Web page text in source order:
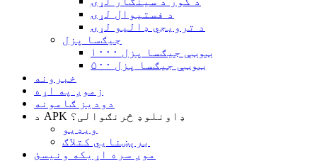
د فستیوال لړۍ
د ترویجي ډالیو لړۍ
جیګسا پزل
۱۰۰۰ ټوټې جیګسا پزل
۵۰۰ ټوټې جیګسا پزل
خبرونه
زموږ په اړه
دودیز ګامونه
د APK ډاونلوډ څرنګوالی؟
ویډیو
برېښنايي کتلاګ
موږ سره اړیکه ونیسئ